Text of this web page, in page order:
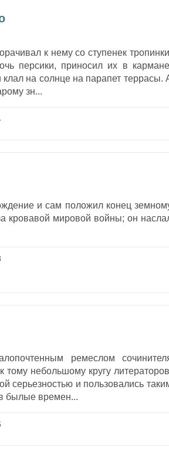
к нему со ступенек
персики, приносил их в
на солнце на парапет террасы.
зн...
и сам положил конец
кровавой мировой войны; он
ремеслом
тому небольшому кругу
серьезностью и пользовались
былые времен...